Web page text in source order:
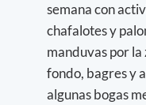
semana con
chafalotes y
manduvas por
fondo, bagres y
algunas bogas